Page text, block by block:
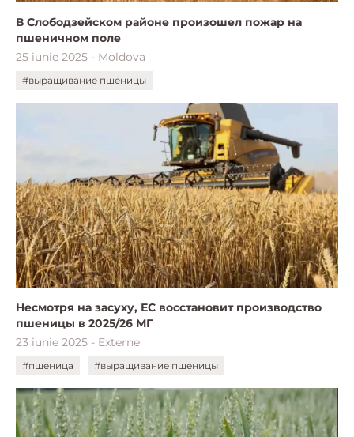
В Слободзейском районе произошел пожар на
пшеничном поле
25 iunie 2025 - Moldova
#выращивание пшеницы
Несмотря на засуху, ЕС восстановит производство
пшеницы в 2025/26 МГ
23 iunie 2025 - Externe
#пшеница #выращивание пшеницы